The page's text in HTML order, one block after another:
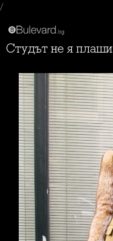
/
Студът не я плаши